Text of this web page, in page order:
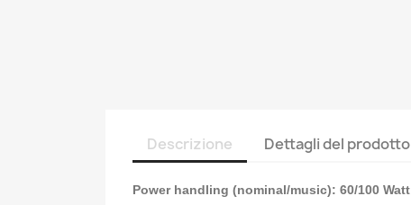
Descrizione Dettagli del prodotto
Power handling (nominal/music): 60/100 Watt